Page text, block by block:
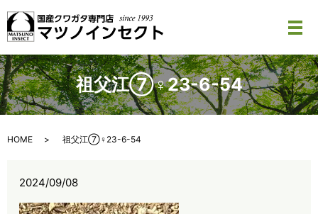
メ
祖父江⑦♀23-6-54
HOME 祖父江⑦♀23-6-54
2024/09/08